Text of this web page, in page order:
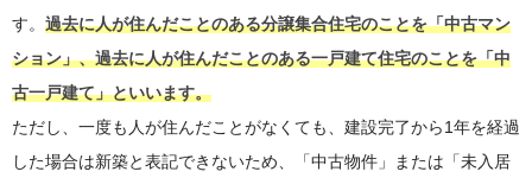
す。 過去に人が住んだことのある分譲集合住宅のことを「中古マン
ション」、過去に人が住んだことのある一戸建て住宅のことを「中
古一戸建て」といいます。
ただし、一度も人が住んだことがなくても、建設完了から1年を経過
した場合は新築と表記できないため、「中古物件」または「未入居